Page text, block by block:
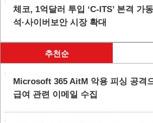
체코, 1억달러 투입 ‘C-ITS’ 본격 가
석·사이버보안 시장 확대
추천순
Microsoft 365 AitM 악용 피싱 공격
급여 관련 이메일 수집